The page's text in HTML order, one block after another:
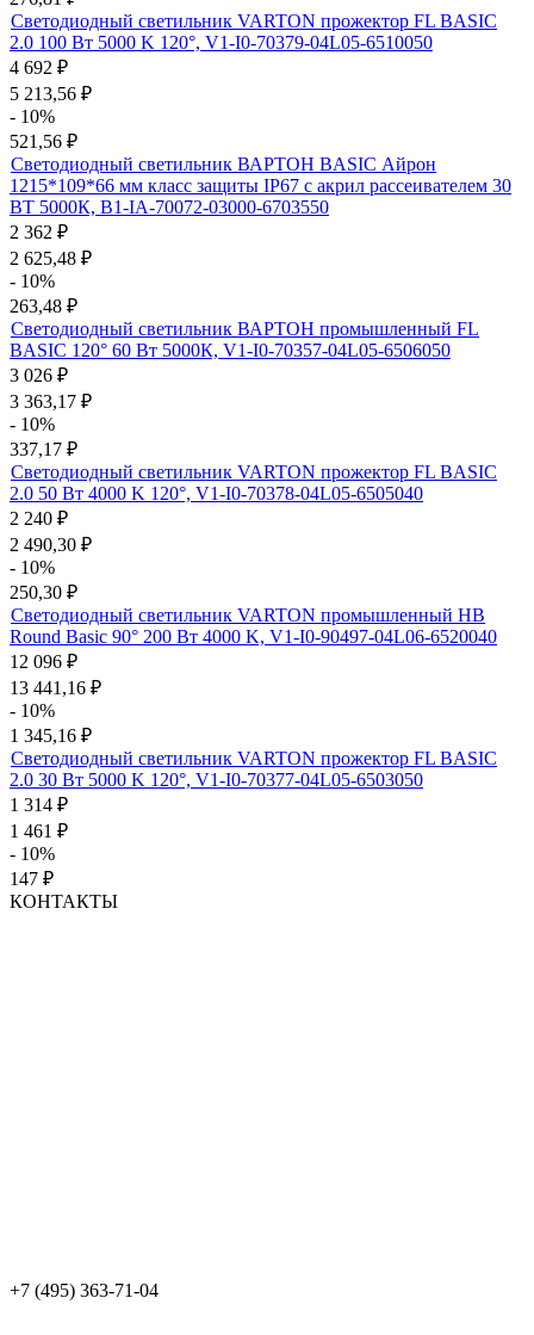
Светодиодный светильник VARTON прожектор FL BASIC
2.0 100 Вт 5000 K 120°, V1-I0-70379-04L05-6510050
4 692 ₽
5 213,56 ₽
- 10%
521,56 ₽
Светодиодный светильник ВАРТОН BASIC Айрон
1215*109*66 мм класс защиты IP67 с акрил рассеивателем 30
ВТ 5000К, B1-IA-70072-03000-6703550
2 362 ₽
2 625,48 ₽
- 10%
263,48 ₽
Светодиодный светильник ВАРТОН промышленный FL
BASIC 120° 60 Вт 5000К, V1-I0-70357-04L05-6506050
3 026 ₽
3 363,17 ₽
- 10%
337,17 ₽
Светодиодный светильник VARTON прожектор FL BASIC
2.0 50 Вт 4000 K 120°, V1-I0-70378-04L05-6505040
2 240 ₽
2 490,30 ₽
- 10%
250,30 ₽
Светодиодный светильник VARTON промышленный HB
Round Basic 90° 200 Вт 4000 K, V1-I0-90497-04L06-6520040
12 096 ₽
13 441,16 ₽
- 10%
1 345,16 ₽
Светодиодный светильник VARTON прожектор FL BASIC
2.0 30 Вт 5000 K 120°, V1-I0-70377-04L05-6503050
1 314 ₽
1 461 ₽
- 10%
147 ₽
КОНТАКТЫ
+7 (495) 363-71-04